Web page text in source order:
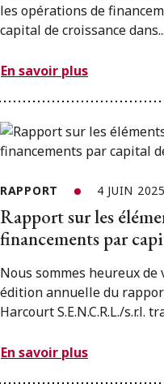
les opérations de
capital de croissance dans...
En savoir plus
RAPPORT 4 JUIN 2025
Rapport sur les
financements par
Nous sommes heureux
édition annuelle du
Harcourt S.E.N.C.R.L./s.r.l.
En savoir plus